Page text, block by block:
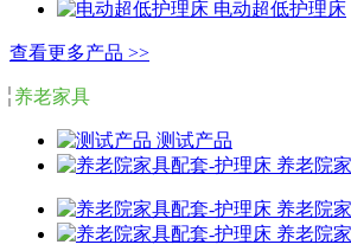
电动超低护理床
查看更多产品 >>
养老家具
测试产品
养老院
养老院
养老院